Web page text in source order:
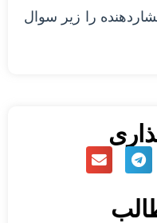
را زیر سوال